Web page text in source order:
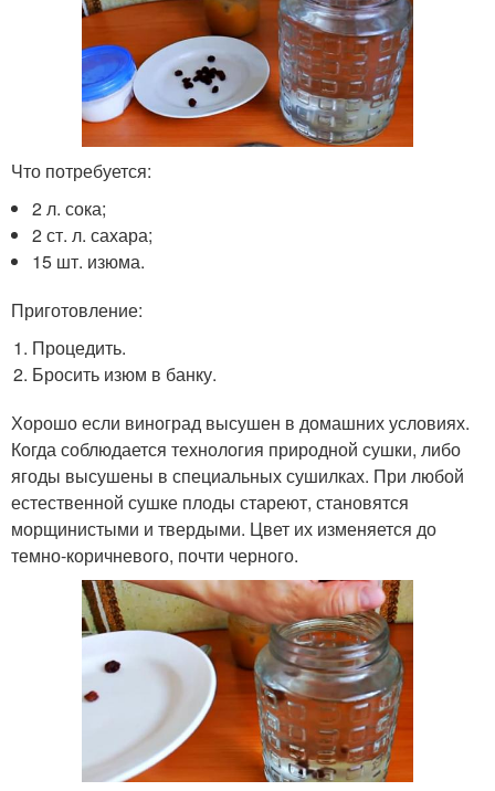
Что потребуется:
2 л. сока;
2 ст. л. сахара;
15 шт. изюма.
Приготовление:
Процедить.
Бросить изюм в банку.
Хорошо если виноград высушен в домашних условиях.
Когда соблюдается технология природной сушки, либо
ягоды высушены в специальных сушилках. При любой
естественной сушке плоды стареют, становятся
морщинистыми и твердыми. Цвет их изменяется до
темно-коричневого, почти черного.